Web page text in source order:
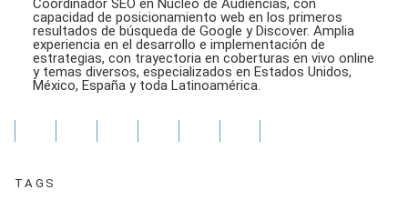
seconds
Coordinador SEO en Núcleo de Audiencias, con
capacidad de posicionamiento web en los primeros
resultados de búsqueda de Google y Discover. Amplia
experiencia en el desarrollo e implementación de
estrategias, con trayectoria en coberturas en vivo online
y temas diversos, especializados en Estados Unidos,
México, España y toda Latinoamérica.
TAGS